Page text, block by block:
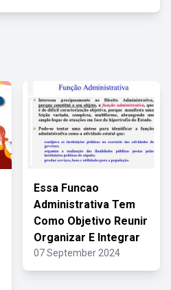
Essa Funcao
Administrativa Tem
Como Objetivo Reunir
Organizar E Integrar
07 September 2024